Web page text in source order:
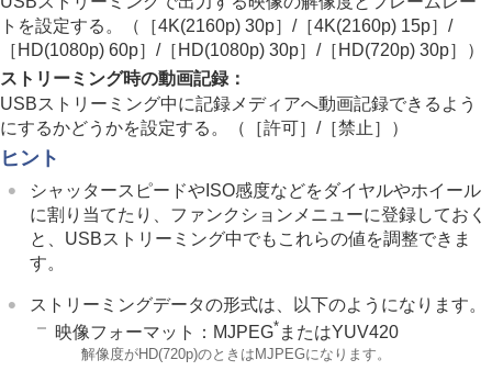
故障かな？と思ったら
トを設定する。（
［4K(2160p) 30p］ /［4K(2160p) 15p］ /
［HD(1080p) 60p］ /［HD(1080p) 30p］ /［HD(720p) 30p］
）
ストリーミング時の動画記録 ：
USBストリーミング中に記録メディアへ動画記録できるよう
にするかどうかを設定する。（
［許可］ /［禁止］ ）
ヒント
シャッタースピードやISO感度などをダイヤルやホイール
に割り当てたり、ファンクションメニューに登録しておく
と、USBストリーミング中でもこれらの値を調整できま
す。
ストリーミングデータの形式は、以下のようになります。
映像フォーマット：MJPEG* またはYUV420
*解像度がHD(720p)のときはMJPEGになります。